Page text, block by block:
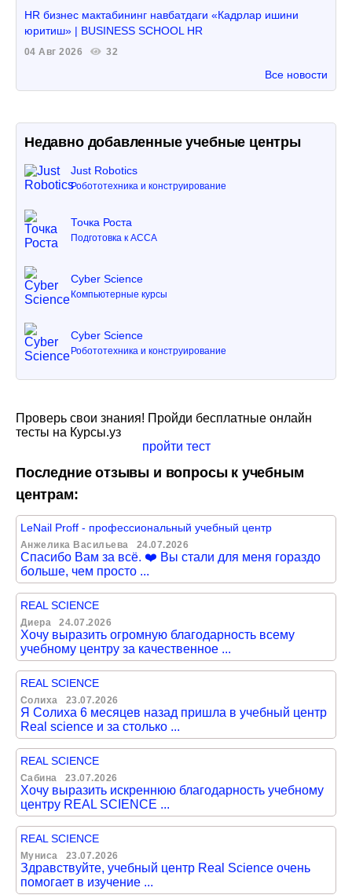
HR бизнес мактабининг навбатдаги «Кадрлар ишини
юритиш» | BUSINESS SCHOOL HR
04 Авг 2026 32
Все новости
Недавно добавленные учебные центры
Just Robotics
Робототехника и конструирование
Точка Роста
Подготовка к ACCA
Cyber Science
Компьютерные курсы
Cyber Science
Робототехника и конструирование
Проверь свои знания! Пройди бесплатные онлайн
тесты на Курсы.уз
пройти тест
Последние отзывы и вопросы к учебным
центрам:
LeNail Proff - профессиональный учебный центр
Анжелика Васильева 24.07.2026
Спасибо Вам за всё. ❤️ Вы стали для меня гораздо
больше, чем просто ...
REAL SCIENCE
Диера 24.07.2026
Хочу выразить огромную благодарность всему
учебному центру за качественное ...
REAL SCIENCE
Солиха 23.07.2026
Я Солиха 6 месяцев назад пришла в учебный центр
Real science и за столько ...
REAL SCIENCE
Сабина 23.07.2026
Хочу выразить искреннюю благодарность учебному
центру REAL SCIENCE ...
REAL SCIENCE
Муниса 23.07.2026
Здравствуйте, учебный центр Real Science очень
помогает в изучение ...